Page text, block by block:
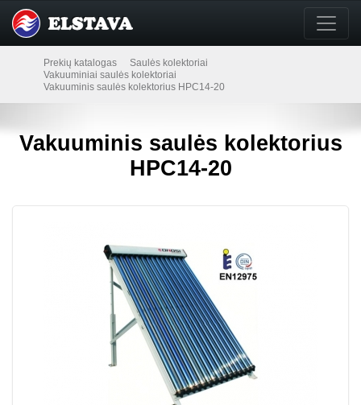
Prekių katalogas
Saulės kolektoriai
Vakuuminiai saulės kolektoriai
Vakuuminis saulės kolektorius HPC14-20
Vakuuminis saulės kolektorius
HPC14-20